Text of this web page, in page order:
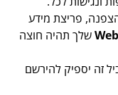
פריצת מידע
שלך תהיה חוצה
יספיק להירשם